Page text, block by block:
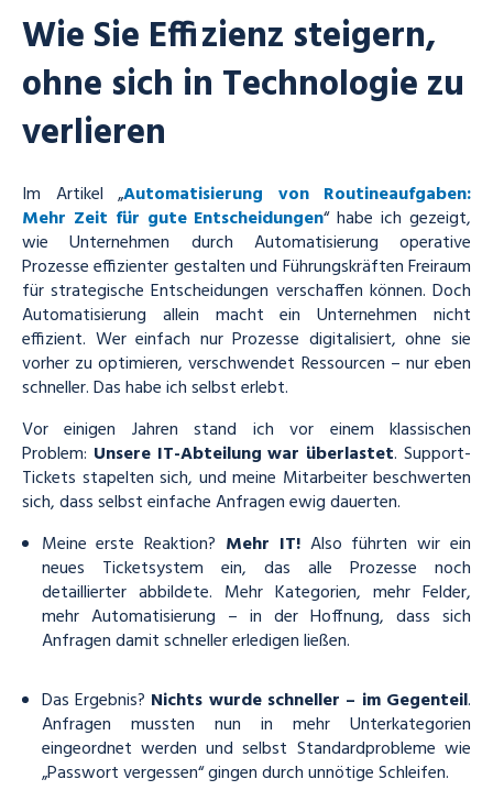
Wie Sie Effizienz steigern,
ohne sich in Technologie zu
verlieren
Im Artikel „Automatisierung von Routineaufgaben:
Mehr Zeit für gute Entscheidungen“ habe ich gezeigt,
wie Unternehmen durch Automatisierung operative
Prozesse effizienter gestalten und Führungskräften Freiraum
für strategische Entscheidungen verschaffen können. Doch
Automatisierung allein macht ein Unternehmen nicht
effizient. Wer einfach nur Prozesse digitalisiert, ohne sie
vorher zu optimieren, verschwendet Ressourcen – nur eben
schneller. Das habe ich selbst erlebt.
Vor einigen Jahren stand ich vor einem klassischen
Problem: Unsere IT-Abteilung war überlastet. Support-
Tickets stapelten sich, und meine Mitarbeiter beschwerten
sich, dass selbst einfache Anfragen ewig dauerten.
Meine erste Reaktion? Mehr IT! Also führten wir ein
neues Ticketsystem ein, das alle Prozesse noch
detaillierter abbildete. Mehr Kategorien, mehr Felder,
mehr Automatisierung – in der Hoffnung, dass sich
Anfragen damit schneller erledigen ließen.
Das Ergebnis? Nichts wurde schneller – im Gegenteil.
Anfragen mussten nun in mehr Unterkategorien
eingeordnet werden und selbst Standardprobleme wie
„Passwort vergessen“ gingen durch unnötige Schleifen.